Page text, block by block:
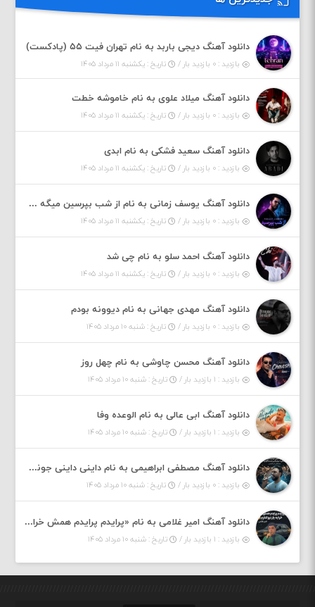
دانلود آهنگ دیجی باربد به نام تهران فیت ۵۵ (پادکست)
بازدید : ۰ بازدید بار / تاریخ : یکشنبه ۱۱ مرداد ۱۴۰۵
دانلود آهنگ میلاد علوی به نام خاموشه خطت
بازدید : ۰ بازدید بار / تاریخ : یکشنبه ۱۱ مرداد ۱۴۰۵
دانلود آهنگ سعید فشکی به نام ابدی
بازدید : ۰ بازدید بار / تاریخ : یکشنبه ۱۱ مرداد ۱۴۰۵
دانلود آهنگ یوسف زمانی به نام از شب بپرسین میگه چه روزگاری دارم
بازدید : ۰ بازدید بار / تاریخ : یکشنبه ۱۱ مرداد ۱۴۰۵
دانلود آهنگ احمد سلو به نام چی شد
بازدید : ۰ بازدید بار / تاریخ : یکشنبه ۱۱ مرداد ۱۴۰۵
دانلود آهنگ مهدی جهانی به نام دیوونه بودم
بازدید : ۰ بازدید بار / تاریخ : شنبه ۱۰ مرداد ۱۴۰۵
دانلود آهنگ محسن چاوشی به نام چهل روز
بازدید : ۱ بازدید بار / تاریخ : شنبه ۱۰ مرداد ۱۴۰۵
دانلود آهنگ ابی عالی به نام الوعده وفا
بازدید : ۱ بازدید بار / تاریخ : شنبه ۱۰ مرداد ۱۴۰۵
دانلود آهنگ مصطفی ابراهیمی به نام داینی داینی جونم قربون پنج تیر پرونم
بازدید : ۰ بازدید بار / تاریخ : شنبه ۱۰ مرداد ۱۴۰۵
دانلود آهنگ امیر غلامی به نام «پرایدم پرایدم همش خرابه یار نیو کنارم دیگه پولی نداروم (ریمیکس اینستاگرام)»
بازدید : ۱ بازدید بار / تاریخ : شنبه ۱۰ مرداد ۱۴۰۵